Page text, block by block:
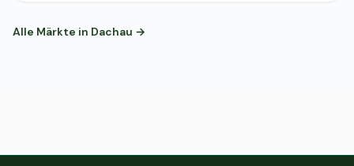
Alle Märkte in Dachau →